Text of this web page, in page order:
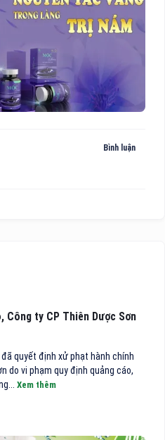
Bình luận
Công ty CP Thiên Dược Sơn
quyết định xử phạt hành chính
do vi phạm quy định quảng cáo,
Xem thêm